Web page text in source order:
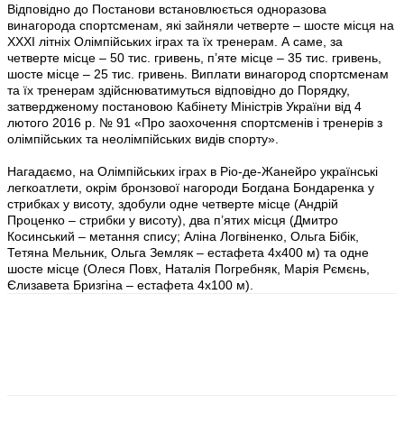
Відповідно до Постанови встановлюється одноразова
винагорода спортсменам, які зайняли четверте – шосте місця на
XXXІ літніх Олімпійських іграх та їх тренерам. А саме, за
четверте місце – 50 тис. гривень, п’яте місце – 35 тис. гривень,
шосте місце – 25 тис. гривень. Виплати винагород спортсменам
та їх тренерам здійснюватимуться відповідно до Порядку,
затвердженому постановою Кабінету Міністрів України від 4
лютого 2016 р. № 91 «Про заохочення спортсменів і тренерів з
олімпійських та неолімпійських видів спорту».
Нагадаємо, на Олімпійських іграх в Ріо-де-Жанейро українські
легкоатлети, окрім бронзової нагороди Богдана Бондаренка у
стрибках у висоту, здобули одне четверте місце (Андрій
Проценко – стрибки у висоту), два п’ятих місця (Дмитро
Косинський – метання спису; Аліна Логвіненко, Ольга Бібік,
Тетяна Мельник, Ольга Земляк – естафета 4х400 м) та одне
шосте місце (Олеся Повх, Наталія Погребняк, Марія Рємєнь,
Єлизавета Бризгіна – естафета 4х100 м).